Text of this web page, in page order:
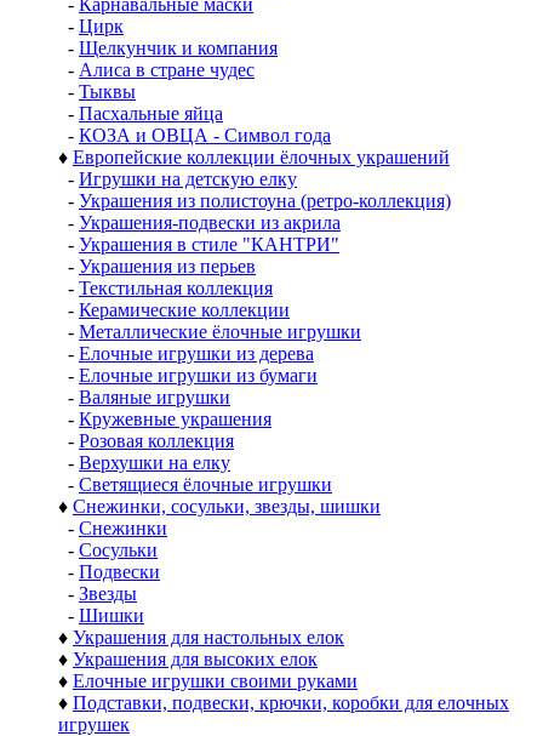
- Карнавальные маски
- Цирк
- Щелкунчик и компания
- Алиса в стране чудес
- Тыквы
- Пасхальные яйца
- КОЗА и ОВЦА - Символ года
♦ Европейские коллекции ёлочных украшений
- Игрушки на детскую елку
- Украшения из полистоуна (ретро-коллекция)
- Украшения-подвески из акрила
- Украшения в стиле "КАНТРИ"
- Украшения из перьев
- Текстильная коллекция
- Керамические коллекции
- Металлические ёлочные игрушки
- Елочные игрушки из дерева
- Елочные игрушки из бумаги
- Валяные игрушки
- Кружевные украшения
- Розовая коллекция
- Верхушки на елку
- Светящиеся ёлочные игрушки
♦ Снежинки, сосульки, звезды, шишки
- Снежинки
- Сосульки
- Подвески
- Звезды
- Шишки
♦ Украшения для настольных елок
♦ Украшения для высоких елок
♦ Елочные игрушки своими руками
♦ Подставки, подвески, крючки, коробки для елочных
игрушек